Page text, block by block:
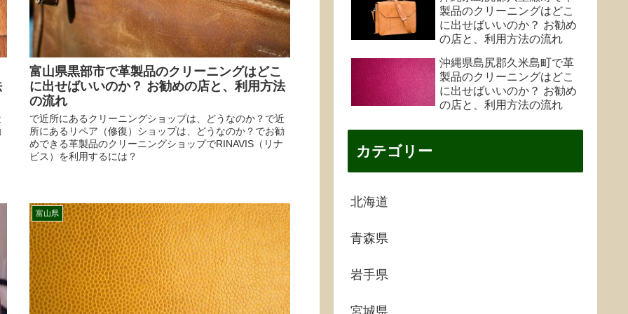
富山県黒部市で革製品のクリーニングはどこ
に出せばいいのか？ お勧めの店と、利用方法
の流れ
で近所にあるクリーニングショップは、どうなのか？で近
所にあるリペア（修復）ショップは、どうなのか？でお勧
めできる革製品のクリーニングショップでRINAVIS（リナ
ビス）を利用するには？
富山県
製品のクリーニングはどこ
に出せばいいのか？ お勧め
の店と、利用方法の流れ
沖縄県島尻郡久米島町で革
製品のクリーニングはどこ
に出せばいいのか？ お勧め
の店と、利用方法の流れ
カテゴリー
北海道
青森県
岩手県
宮城県